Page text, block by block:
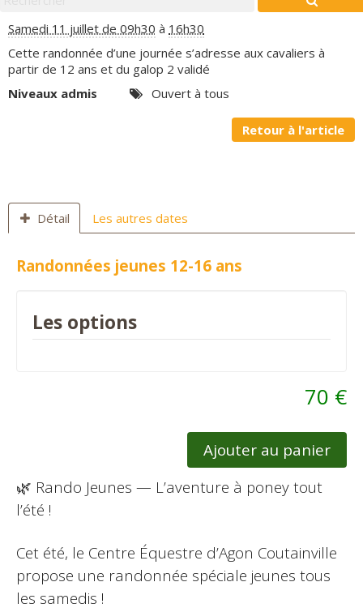
0 Panier
Samedi 11 juillet de 09h30 à 16h30
Cette randonnée d’une journée s’adresse aux cavaliers à
partir de 12 ans et du galop 2 validé
Niveaux admis
Ouvert à tous
Retour à l'article
Détail Les autres dates
Randonnées jeunes 12-16 ans
Les options
70 €
Ajouter au panier
🌿 Rando Jeunes — L’aventure à poney tout
l’été !
Cet été, le Centre Équestre d’Agon Coutainville
propose une randonnée spéciale jeunes tous
les samedis !